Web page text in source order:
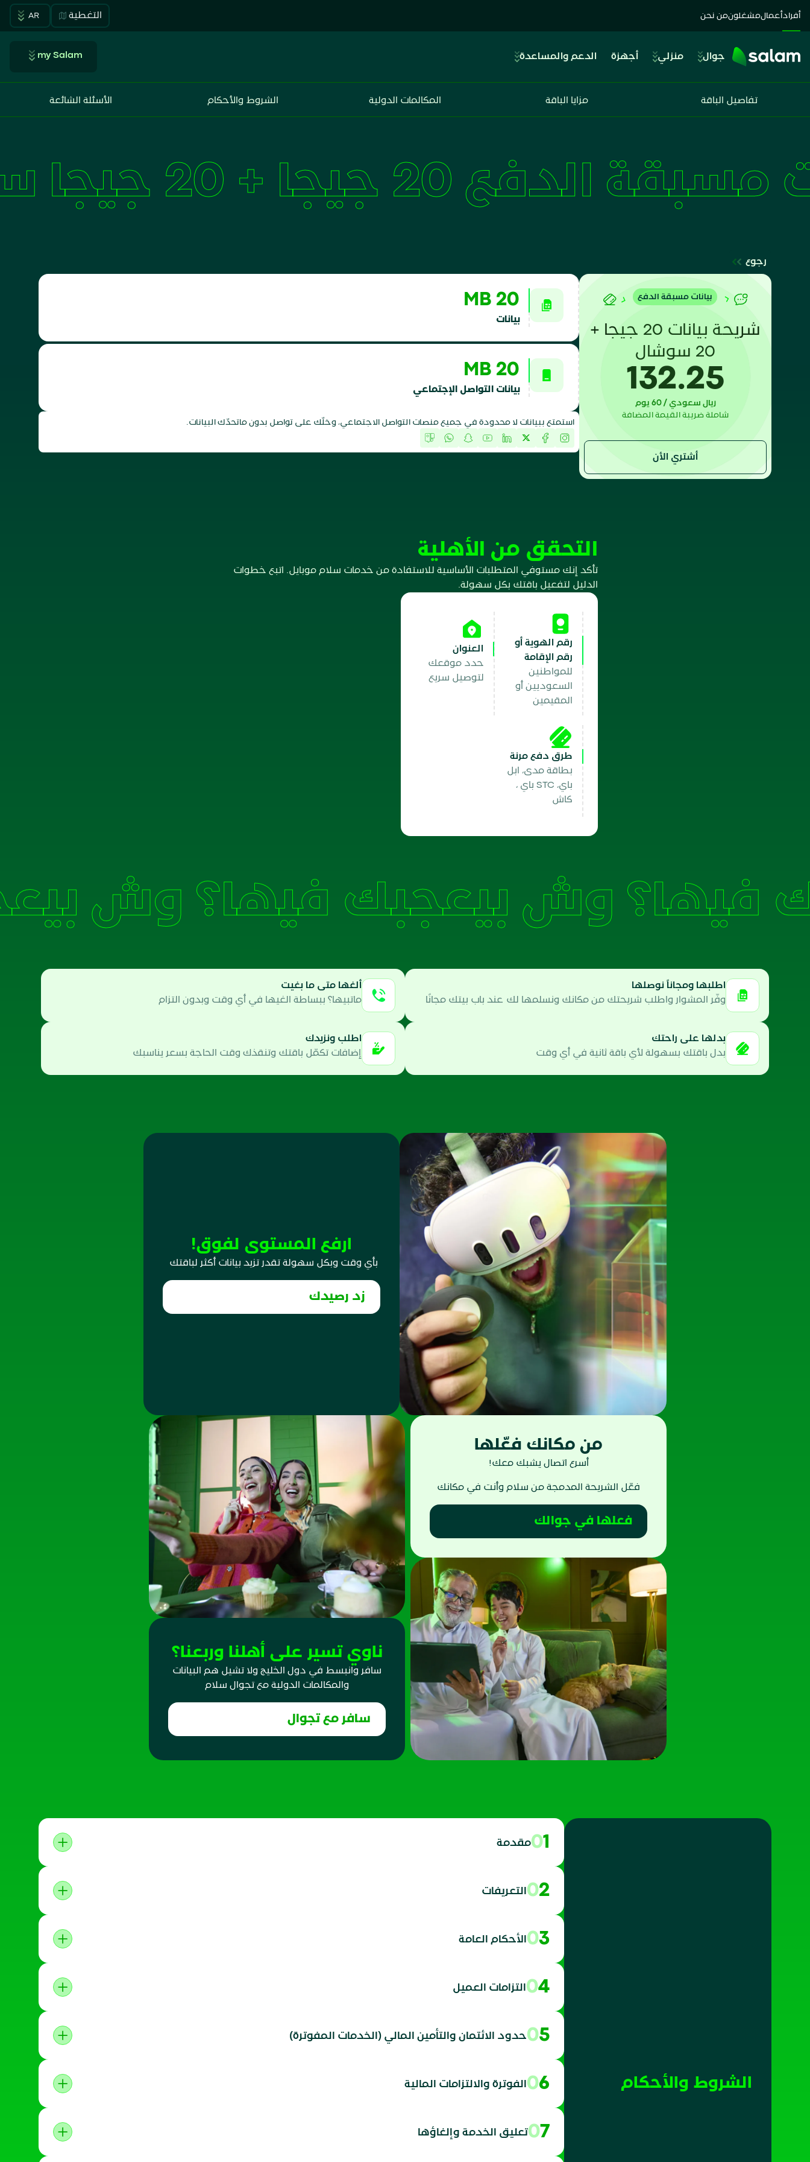
أفراد أعمالمشغلونمن نحن التغطية AR
جوال منزلي أجهزة الدعم والمساعدة my Salam
تفاصيل الباقة مزايا الباقة المكالمات الدولية الشروط والأحكام الأسئلة الشائعة
شريحة بيانات مسبقة الدفع 20 جيجا + 20 جيجا سوشل ميديا
رجوع
بيانات مسبقة الدفع
شريحة بيانات 20 جيجا +
20 سوشال
132.25
ريال سعودي / 60 يوم
شاملة ضريبة القيمة المضافة
أشتري الأن
20 MB
بيانات
20 MB
بيانات التواصل الإجتماعي
استمتع ببيانات لا محدودة في جميع منصات التواصل الاجتماعي، وخلّك على تواصل بدون ماتحدّك البيانات.
التحقق من الأهلية
تأكد إنك مستوفي المتطلبات الأساسية للاستفادة من خدمات سلام موبايل. اتبع خطوات
الدليل لتفعيل باقتك بكل سهولة.
رقم الهوية أو
رقم الإقامة
للمواطنين
السعوديين أو
المقيمين
العنوان
حدد موقعك
لتوصيل سريع
طرق دفع مرنة
بطاقة مدى، ابل
باي، STC باي ،
كاش
وش بيعجبك فيها؟
اطلبها ومجاناً نوصلها
وفّر المشوار واطلب شريحتك من مكانك ونسلمها لك عند باب بيتك مجانًا
ألغها متى ما بغيت
ماتبيها؟ ببساطة الغيها في أي وقت وبدون التزام
بدلها على راحتك
بدل باقتك بسهولة لأي باقة ثانية في أي وقت
اطلب ونزيدك
إضافات تكمّل باقتك وتنقذك وقت الحاجة بسعر يناسبك
ارفع المستوى لفوق!
بأي وقت وبكل سهولة تقدر تزيد بيانات أكثر لباقتك
زد رصيدك
من مكانك فعّلها
أسرع اتصال يشبك معك!
فعّل الشريحة المدمجة من سلام وأنت في مكانك
فعلها في جوالك
ناوي تسير على أهلنا وربعنا؟
سافر وانبسط في دول الخليج ولا تشيل هم البيانات
والمكالمات الدولية مع تجوال سلام
سافر مع تجوال
الشروط والأحكام
01 مقدمة
02 التعريفات
03 الأحكام العامة
04 التزامات العميل
05 حدود الائتمان والتأمين المالي (الخدمات المفوترة)
06 الفوترة والالتزامات المالية
07 تعليق الخدمة وإلغاؤها